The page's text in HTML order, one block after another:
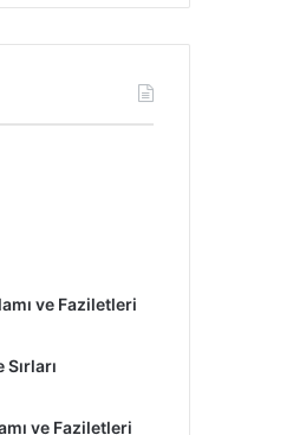
ve Faziletleri
ve Faziletleri